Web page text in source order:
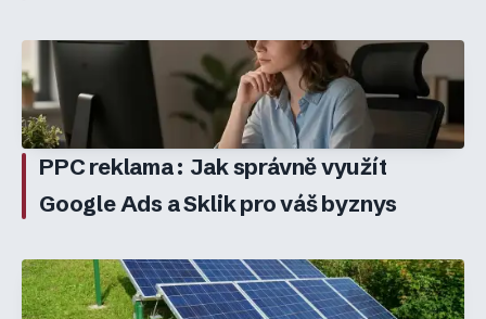
PPC reklama: Jak správně využít
Google Ads a Sklik pro váš byznys